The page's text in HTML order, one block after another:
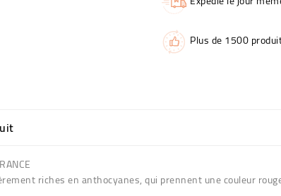
Plus de 1500
riches en anthocyanes, qui prennent une couleur